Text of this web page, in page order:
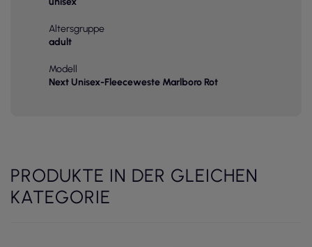
Altersgruppe
adult
Modell
Next Unisex-Fleeceweste Marlboro Rot
PRODUKTE IN DER GLEICHEN
KATEGORIE